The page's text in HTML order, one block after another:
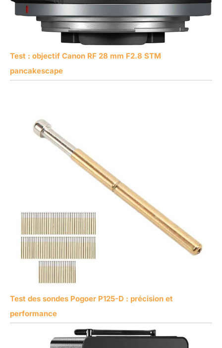
Test : objectif Canon RF 28 mm F2.8 STM
pancakescape
Test des sondes Pogoer P125-D : précision et
performance